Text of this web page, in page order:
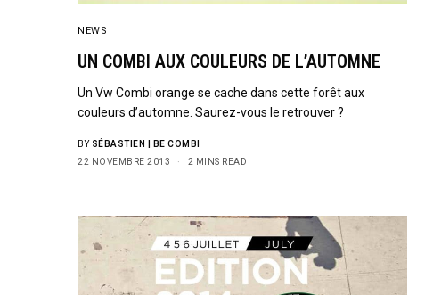
NEWS
UN COMBI AUX COULEURS DE L’AUTOMNE
Un Vw Combi orange se cache dans cette forêt aux
couleurs d’automne. Saurez-vous le retrouver ?
BY SÉBASTIEN | BE COMBI
22 NOVEMBRE 2013
2 MINS READ